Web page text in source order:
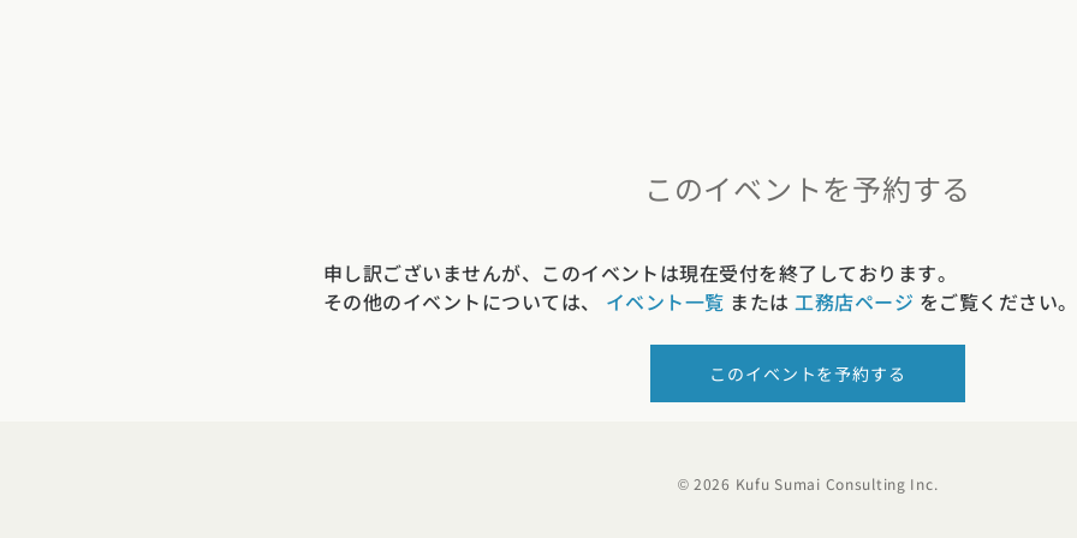
このイベントを予約する
申し訳ございませんが、このイベントは現在受付を終了しております。
その他のイベントについては、 イベント一覧 または工務店ページ をご覧ください。
このイベントを予約する
© 2026 Kufu Sumai Consulting Inc.